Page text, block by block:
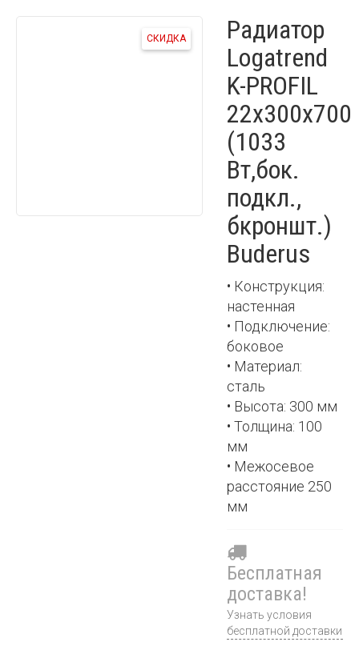
СКИДКА
Радиатор
Logatrend
K-PROFIL
22x300x700
(1033
Вт,бок.
подкл.,
бкроншт.)
Buderus
• Конструкция:
настенная
• Подключение:
боковое
• Материал:
сталь
• Высота: 300 мм
• Толщина: 100
мм
• Межосевое
расстояние 250
мм
Бесплатная
доставка!
Узнать условия
бесплатной доставки